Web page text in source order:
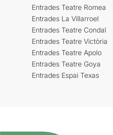
Entrades Teatre Romea
Entrades La Villarroel
Entrades Teatre Condal
Entrades Teatre Victòria
Entrades Teatre Apolo
Entrades Teatre Goya
Entrades Espai Texas